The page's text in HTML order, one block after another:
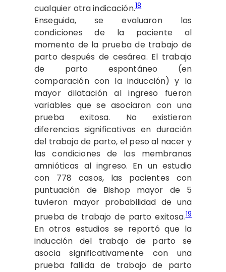
cualquier otra indicación.18
Enseguida, se evaluaron las
condiciones de la paciente al
momento de la prueba de trabajo de
parto después de cesárea. El trabajo
de parto espontáneo (en
comparación con la inducción) y la
mayor dilatación al ingreso fueron
variables que se asociaron con una
prueba exitosa. No existieron
diferencias significativas en duración
del trabajo de parto, el peso al nacer y
las condiciones de las membranas
amnióticas al ingreso. En un estudio
con 778 casos, las pacientes con
puntuación de Bishop mayor de 5
tuvieron mayor probabilidad de una
prueba de trabajo de parto exitosa.19
En otros estudios se reportó que la
inducción del trabajo de parto se
asocia significativamente con una
prueba fallida de trabajo de parto